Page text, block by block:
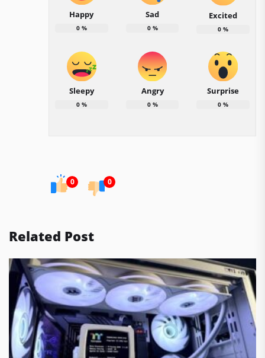
Happy
0%
Sad
0%
Excited
0 %
Sleepy
0%
Angry
0%
Surprise
0 %
0 0
Related Post